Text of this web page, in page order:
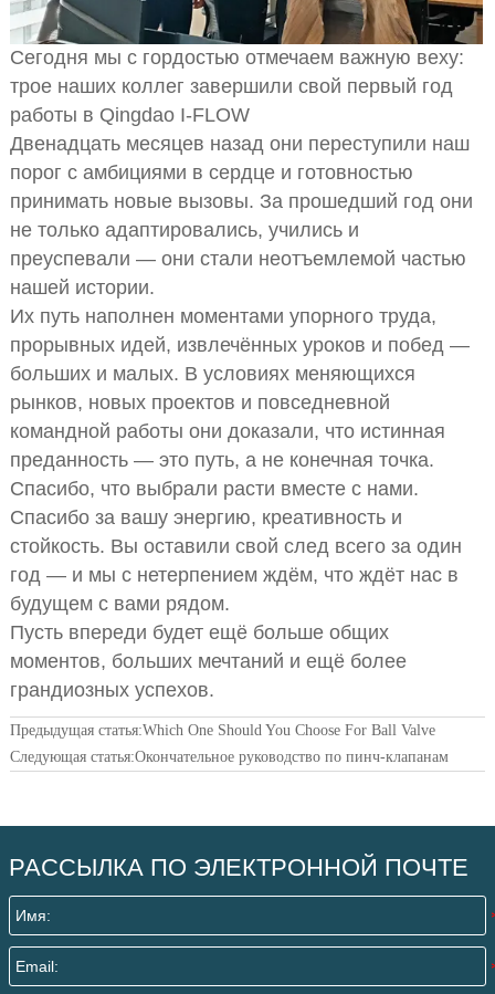
Сегодня мы с гордостью отмечаем важную веху:
трое наших коллег завершили свой первый год
работы в Qingdao I-FLOW
Двенадцать месяцев назад они переступили наш
порог с амбициями в сердце и готовностью
принимать новые вызовы. За прошедший год они
не только адаптировались, учились и
преуспевали — они стали неотъемлемой частью
нашей истории.
Их путь наполнен моментами упорного труда,
прорывных идей, извлечённых уроков и побед —
больших и малых. В условиях меняющихся
рынков, новых проектов и повседневной
командной работы они доказали, что истинная
преданность — это путь, а не конечная точка.
Спасибо, что выбрали расти вместе с нами.
Спасибо за вашу энергию, креативность и
стойкость. Вы оставили свой след всего за один
год — и мы с нетерпением ждём, что ждёт нас в
будущем с вами рядом.
Пусть впереди будет ещё больше общих
моментов, больших мечтаний и ещё более
грандиозных успехов.
Предыдущая статья:Which One Should You Choose For Ball Valve
Следующая статья:Окончательное руководство по пинч-клапанам
РАССЫЛКА ПО ЭЛЕКТРОННОЙ ПОЧТЕ